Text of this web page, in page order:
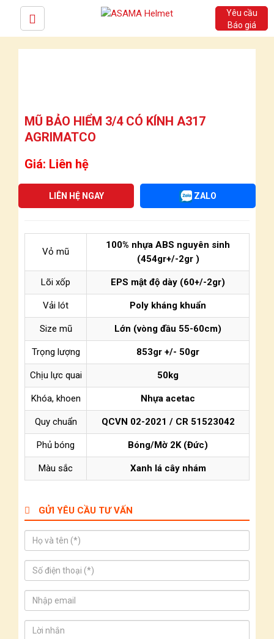
Yêu cầu
Báo giá
MŨ BẢO HIỂM 3/4 CÓ KÍNH A317
AGRIMATCO
Giá: Liên hệ
LIÊN HỆ NGAY ZALO
Vỏ mũ
100% nhựa ABS nguyên sinh
(454gr+/-2gr )
Lõi xốp EPS mật độ dày (60+/-2gr)
Vải lót Poly kháng khuẩn
Size mũ Lớn (vòng đầu 55-60cm)
Trọng lượng 853gr +/- 50gr
Chịu lực quai 50kg
Khóa, khoen Nhựa acetac
Quy chuẩn QCVN 02-2021 / CR 51523042
Phủ bóng Bóng/Mờ 2K (Đức)
Màu sắc Xanh lá cây nhám
GỬI YÊU CẦU TƯ VẤN